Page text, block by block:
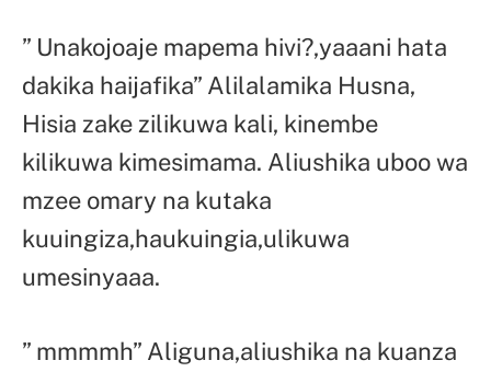
” Unakojoaje mapema hivi?,yaaani hata
dakika haijafika” Alilalamika Husna,
Hisia zake zilikuwa kali, kinembe
kilikuwa kimesimama. Aliushika uboo wa
mzee omary na kutaka
kuuingiza,haukuingia,ulikuwa
umesinyaaa.
” mmmmh” Aliguna,aliushika na kuanza